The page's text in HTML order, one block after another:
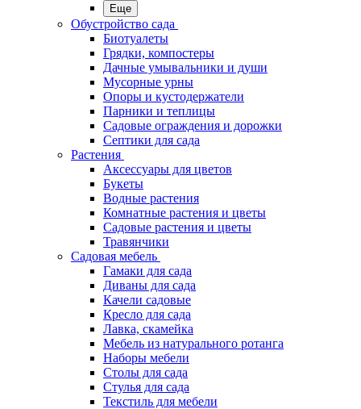
Еще
Обустройство сада
Биотуалеты
Грядки, компостеры
Дачные умывальники и души
Мусорные урны
Опоры и кустодержатели
Парники и теплицы
Садовые ограждения и дорожки
Септики для сада
Растения
Аксессуары для цветов
Букеты
Водные растения
Комнатные растения и цветы
Садовые растения и цветы
Травянчики
Садовая мебель
Гамаки для сада
Диваны для сада
Качели садовые
Кресло для сада
Лавка, скамейка
Мебель из натурального ротанга
Наборы мебели
Столы для сада
Стулья для сада
Текстиль для мебели